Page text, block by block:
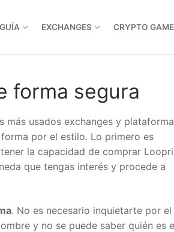
EXCHANGES CRYPTO
forma segura
más usados exchanges y
por el estilo. Lo primero es
la capacidad de comprar
que tengas interés y procede a
. No es necesario inquietarte por
y no se puede saber quién es